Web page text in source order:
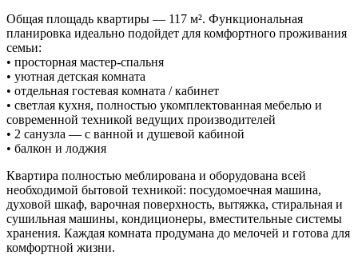
Общая площадь квартиры — 117 м². Функциональная
планировка идеально подойдет для комфортного проживания
семьи:
• просторная мастер-спальня
• уютная детская комната
• отдельная гостевая комната / кабинет
• светлая кухня, полностью укомплектованная мебелью и
современной техникой ведущих производителей
• 2 санузла — с ванной и душевой кабиной
• балкон и лоджия
Квартира полностью меблирована и оборудована всей
необходимой бытовой техникой: посудомоечная машина,
духовой шкаф, варочная поверхность, вытяжка, стиральная и
сушильная машины, кондиционеры, вместительные системы
хранения. Каждая комната продумана до мелочей и готова для
комфортной жизни.